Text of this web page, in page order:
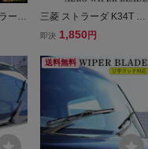
ーダ
ク 2
三菱 ストラーダ K34T デ
ザイン エアロ ワイパーブ
425mm 2本 グラファイト
即決 1,850 円
送料無料